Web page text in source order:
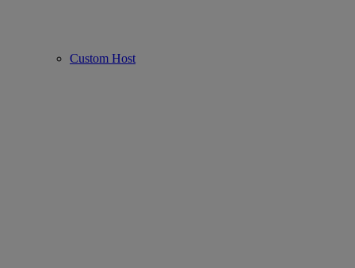
Custom Host